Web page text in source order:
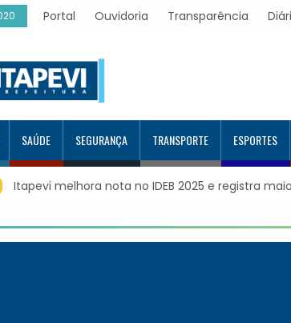
Portal Ouvidoria Transparência
SAÚDE SEGURANÇA TRANSPORTE ESPORTES
Itapevi melhora nota no IDEB 2025 e registra